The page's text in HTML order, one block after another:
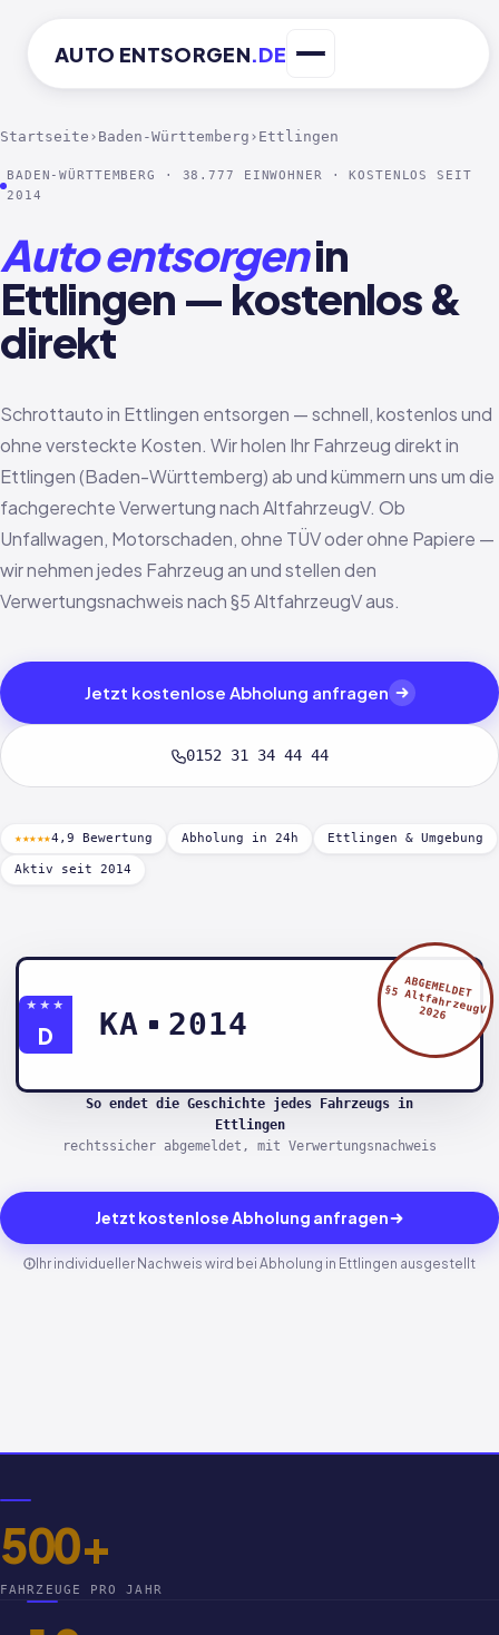
AUTO ENTSORGEN.DE
Startseite › Baden-Württemberg › Ettlingen
BADEN-WÜRTTEMBERG · 38.777 EINWOHNER · KOSTENLOS SEIT
2014
Auto entsorgenin
Ettlingen — kostenlos &
direkt
Schrottauto in Ettlingen entsorgen — schnell, kostenlos und
ohne versteckte Kosten. Wir holen Ihr Fahrzeug direkt in
Ettlingen (Baden-Württemberg) ab und kümmern uns um die
fachgerechte Verwertung nach AltfahrzeugV. Ob
Unfallwagen, Motorschaden, ohne TÜV oder ohne Papiere —
wir nehmen jedes Fahrzeug an und stellen den
Verwertungsnachweis nach §5 AltfahrzeugV aus.
Jetzt kostenlose Abholung anfragen
0152 31 34 44 44
★★★★★4,9 Bewertung Abholung in 24h Ettlingen & Umgebung
Aktiv seit 2014
★★★
D KA 2014
ABGEMELDET
§5 AltfahrzeugV
2026
So endet die Geschichte jedes Fahrzeugs in
Ettlingen
rechtssicher abgemeldet, mit Verwertungsnachweis
Jetzt kostenlose Abholung anfragen
Ihr individueller Nachweis wird bei Abholung in Ettlingen ausgestellt
500+
FAHRZEUGE PRO JAHR